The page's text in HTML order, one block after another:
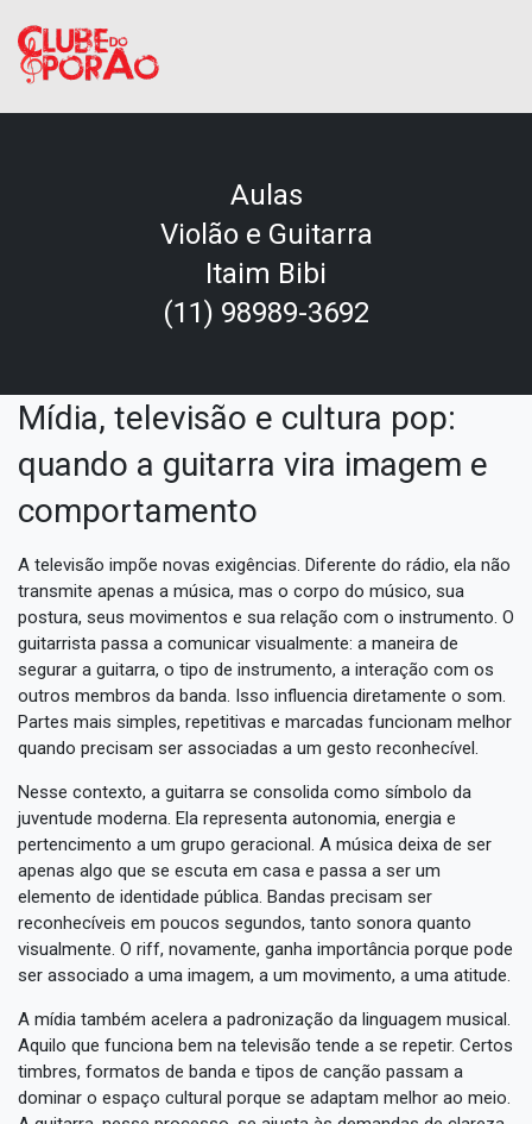
Aulas
Violão e Guitarra
Itaim Bibi
(11) 98989-3692
Mídia, televisão e cultura pop:
quando a guitarra vira imagem e
comportamento
A televisão impõe novas exigências. Diferente do rádio, ela não
transmite apenas a música, mas o corpo do músico, sua
postura, seus movimentos e sua relação com o instrumento. O
guitarrista passa a comunicar visualmente: a maneira de
segurar a guitarra, o tipo de instrumento, a interação com os
outros membros da banda. Isso influencia diretamente o som.
Partes mais simples, repetitivas e marcadas funcionam melhor
quando precisam ser associadas a um gesto reconhecível.
Nesse contexto, a guitarra se consolida como símbolo da
juventude moderna. Ela representa autonomia, energia e
pertencimento a um grupo geracional. A música deixa de ser
apenas algo que se escuta em casa e passa a ser um
elemento de identidade pública. Bandas precisam ser
reconhecíveis em poucos segundos, tanto sonora quanto
visualmente. O riff, novamente, ganha importância porque pode
ser associado a uma imagem, a um movimento, a uma atitude.
A mídia também acelera a padronização da linguagem musical.
Aquilo que funciona bem na televisão tende a se repetir. Certos
timbres, formatos de banda e tipos de canção passam a
dominar o espaço cultural porque se adaptam melhor ao meio.